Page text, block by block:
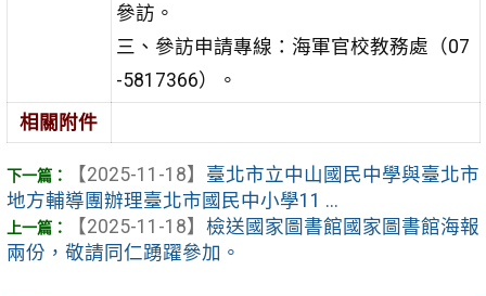
參訪。
三、參訪申請專線：海軍官校教務處（07
-5817366）。
相關附件
【2025-11-18】 臺北市立中山國民中學與臺北市
地方輔導團辦理臺北市國民中小學11 ...
【2025-11-18】 檢送國家圖書館國家圖書館海報
兩份，敬請同仁踴躍參加。